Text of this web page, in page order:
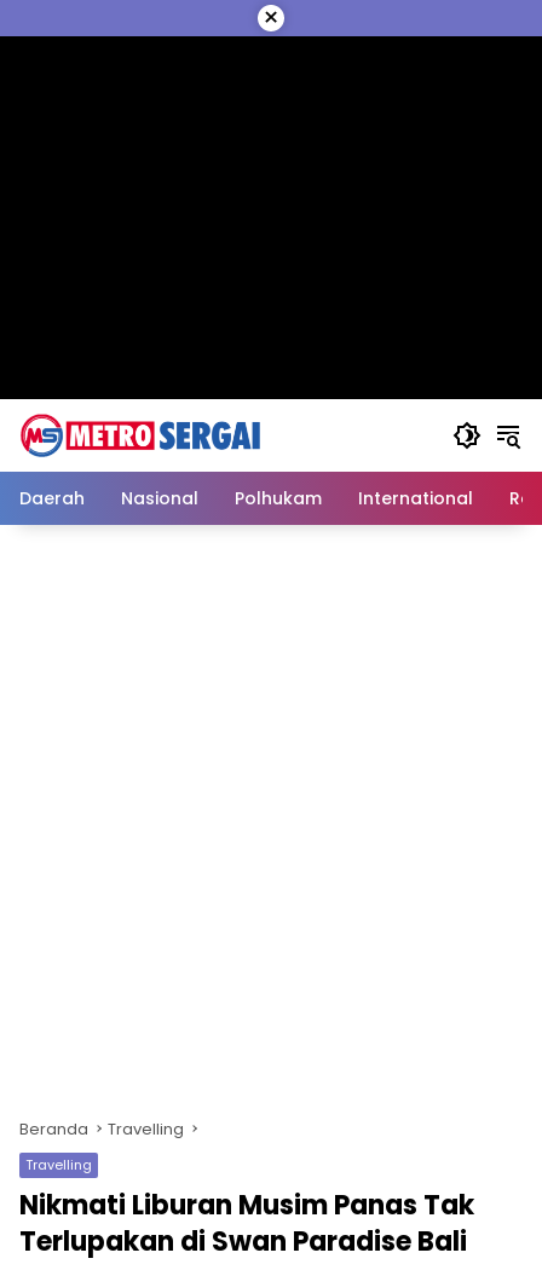
ke
×
Daerah Nasional Polhukam International
Beranda Travelling
Travelling
Nikmati Liburan Musim Panas Tak
Terlupakan di Swan Paradise Bali